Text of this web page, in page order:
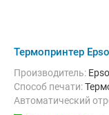
Термопринтер
Производитель:
Способ печати:
Автоматический